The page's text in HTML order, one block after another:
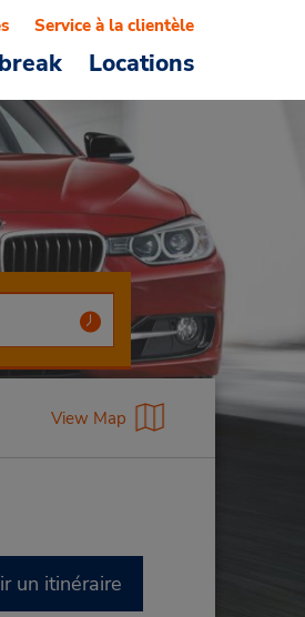
Locations
Service à la clientèle
View Map
un itinéraire